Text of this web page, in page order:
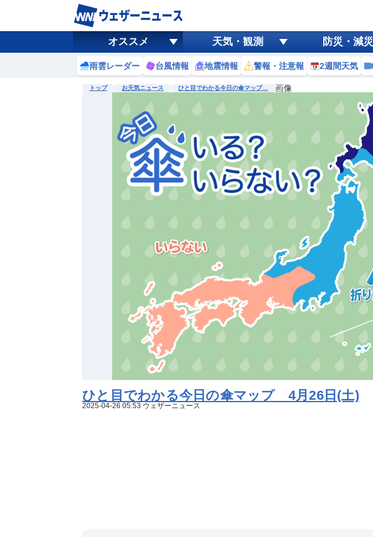
オススメ 天気・観測 防災・減災
雨雲レーダー 台風情報 地震情報 警報・注意報 2週間天気
トップ お天気ニュース ひと目でわかる今日の傘マップ… 画像
ひと目でわかる今日の傘マップ 4月26日(土)
2025-04-26 05:53 ウェザーニュース